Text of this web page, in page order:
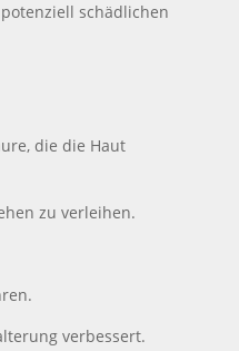
schädlichen
die die Haut
zu verleihen.
verbessert.